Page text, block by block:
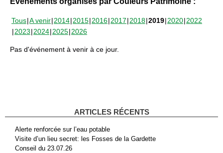
Tous A venir 2014 2015 2016 2017 2018 2019 2020 2022
2023 2024 2025 2026
Pas d'événement à venir à ce jour.
ARTICLES RÉCENTS
Alerte renforcée sur l’eau potable
Visite d’un lieu secret: les Fosses de la Gardette
Conseil du 23.07.26